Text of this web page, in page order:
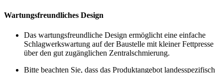
Wartungsfreundliches Design
Das wartungsfreundliche Design ermöglicht eine einfache
Schlagwerkswartung auf der Baustelle mit kleiner Fettpresse
über den gut zugänglichen Zentralschmierung.
Bitte beachten Sie, dass das Produktangebot landesspezifisch